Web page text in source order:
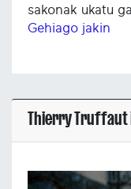
sakonak ukatu
Gehiago jakin
Thierry Truffaut